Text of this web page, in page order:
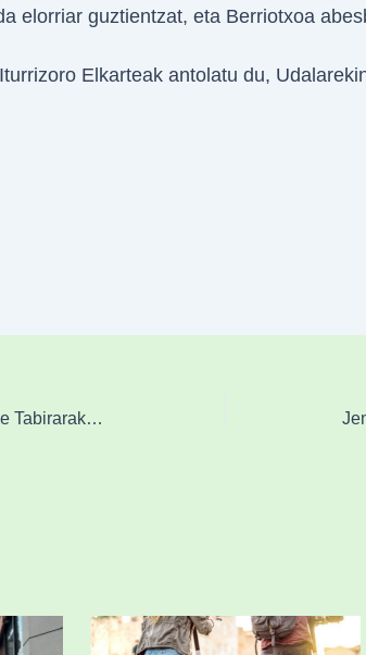
elorriar guztientzat, eta Berriotxoa
Elkarteak antolatu du,
Durangok herritarrei galdetuko die Tabirarako hiri-busa martxan jartzeko